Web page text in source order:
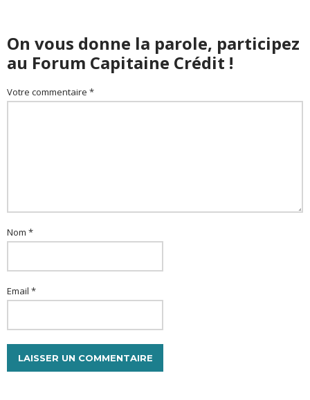
On vous donne la parole, participez
au Forum Capitaine Crédit !
Votre commentaire *
Nom *
Email *